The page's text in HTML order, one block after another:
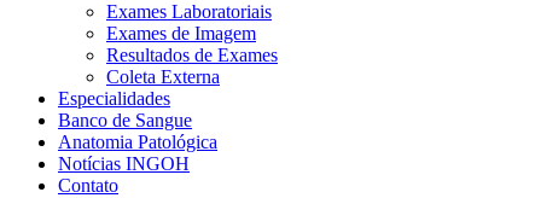
Exames Laboratoriais
Exames de Imagem
Resultados de Exames
Coleta Externa
Especialidades
Banco de Sangue
Anatomia Patológica
Notícias INGOH
Contato